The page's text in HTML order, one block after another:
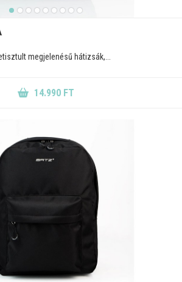
megjelenésű hátizsák,...
14.990 FT